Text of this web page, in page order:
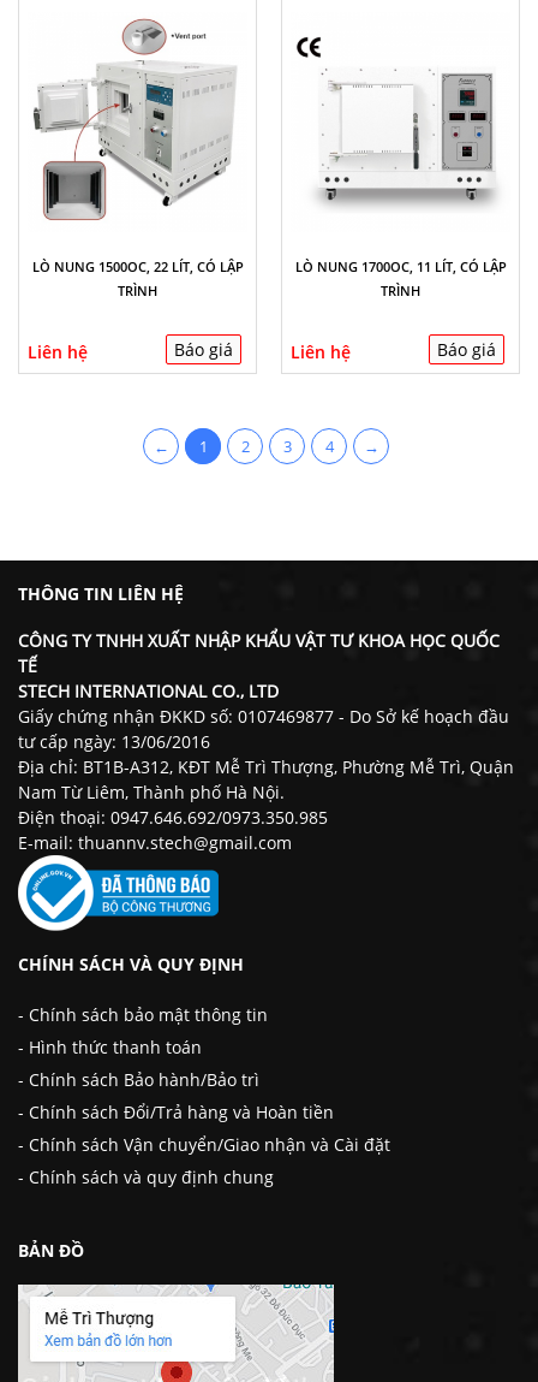
LÒ NUNG 1500OC, 22 LÍT, CÓ LẬP
TRÌNH
Liên hệ Báo giá
LÒ NUNG 1700OC, 11 LÍT, CÓ LẬP
TRÌNH
Liên hệ Báo giá
← 1 2 3 4 →
THÔNG TIN LIÊN HỆ
CÔNG TY TNHH XUẤT NHẬP KHẨU VẬT TƯ KHOA HỌC QUỐC
TẾ
STECH INTERNATIONAL CO., LTD
Giấy chứng nhận ĐKKD số: 0107469877 - Do Sở kế hoạch đầu
tư cấp ngày: 13/06/2016
Địa chỉ: BT1B-A312, KĐT Mễ Trì Thượng, Phường Mễ Trì, Quận
Nam Từ Liêm, Thành phố Hà Nội.
Điện thoại: 0947.646.692/0973.350.985
E-mail: thuannv.stech@gmail.com
CHÍNH SÁCH VÀ QUY ĐỊNH
- Chính sách bảo mật thông tin
- Hình thức thanh toán
- Chính sách Bảo hành/Bảo trì
- Chính sách Đổi/Trả hàng và Hoàn tiền
- Chính sách Vận chuyển/Giao nhận và Cài đặt
- Chính sách và quy định chung
BẢN ĐỒ